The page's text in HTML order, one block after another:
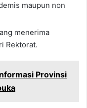
maupun non
menerima
Rektorat.
Provinsi